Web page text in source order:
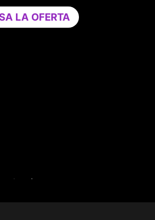
la potencia de la CPU
rendimiento óptimo en tu